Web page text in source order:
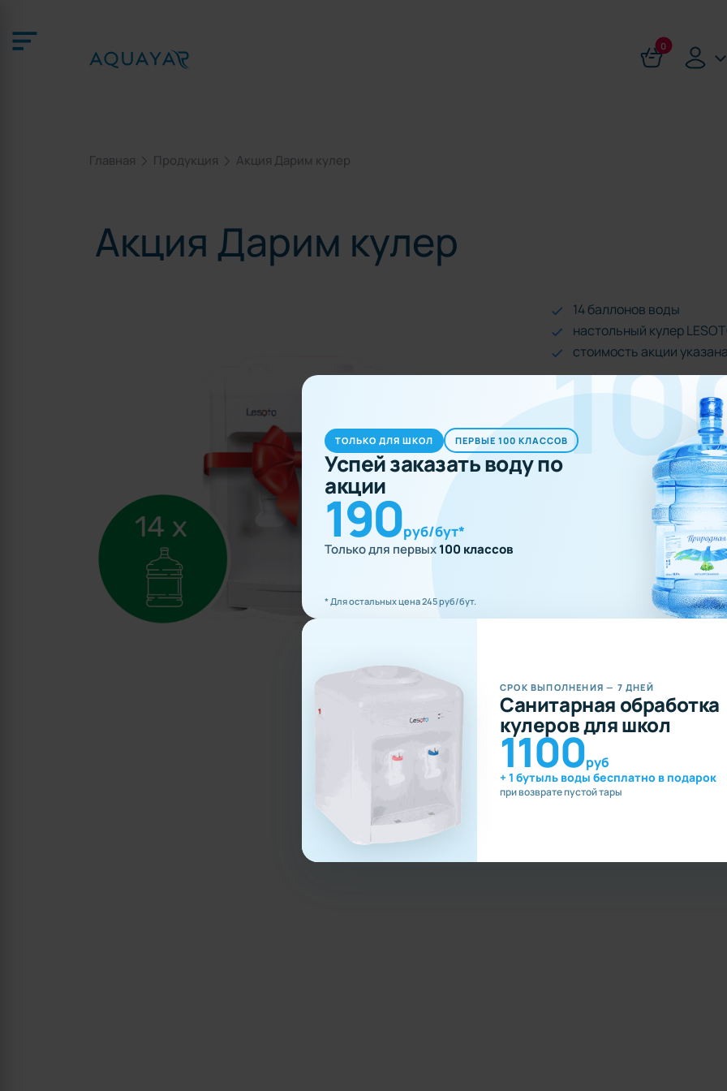
0
Главная Продукция Акция Дарим кулер
Акция Дарим кулер
14 баллонов воды
настольный кулер
стоимость акции
5350 ₽
В
ТОЛЬКО ДЛЯ ШКОЛ ПЕРВЫЕ 100 КЛАССОВ
Успей заказать воду по
акции
190руб/бут*
Только для первых100 классов
* Для остальных цена 245 руб/бут.
СРОК ВЫПОЛНЕНИЯ — 7 ДНЕЙ
Санитарная обработка
кулеров для школ
1100руб
+ 1 бутыль воды бесплатно в подарок
при возврате пустой тары